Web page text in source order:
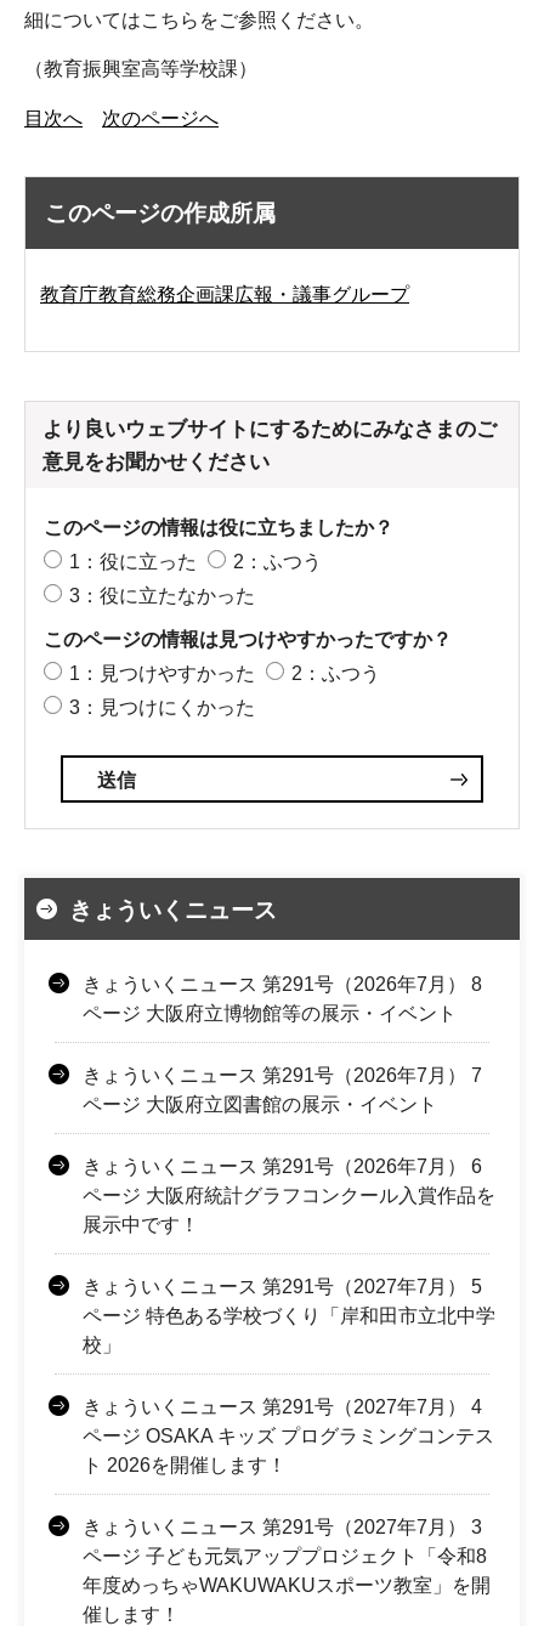
細についてはこちらをご参照ください。
（教育振興室高等学校課）
目次へ 次のページへ
このページの作成所属
教育庁教育総務企画課広報・議事グループ
より良いウェブサイトにするためにみなさまのご
意見をお聞かせください
このページの情報は役に立ちましたか？
1：役に立った
2：ふつう
3：役に立たなかった
このページの情報は見つけやすかったですか？
1：見つけやすかった
2：ふつう
3：見つけにくかった
きょういくニュース
きょういくニュース 第291号（2026年7月） 8
ページ 大阪府立博物館等の展示・イベント
きょういくニュース 第291号（2026年7月） 7
ページ 大阪府立図書館の展示・イベント
きょういくニュース 第291号（2026年7月） 6
ページ 大阪府統計グラフコンクール入賞作品を
展示中です！
きょういくニュース 第291号（2027年7月） 5
ページ 特色ある学校づくり「岸和田市立北中学
校」
きょういくニュース 第291号（2027年7月） 4
ページ OSAKA キッズ プログラミングコンテス
ト 2026を開催します！
きょういくニュース 第291号（2027年7月） 3
ページ 子ども元気アッププロジェクト「令和8
年度めっちゃWAKUWAKUスポーツ教室」を開
催します！